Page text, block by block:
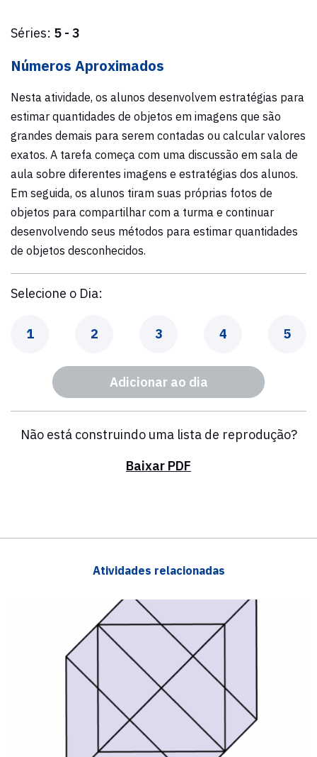
Séries: 5 - 3
Números Aproximados
Nesta atividade, os alunos desenvolvem estratégias para
estimar quantidades de objetos em imagens que são
grandes demais para serem contadas ou calcular valores
exatos. A tarefa começa com uma discussão em sala de
aula sobre diferentes imagens e estratégias dos alunos.
Em seguida, os alunos tiram suas próprias fotos de
objetos para compartilhar com a turma e continuar
desenvolvendo seus métodos para estimar quantidades
de objetos desconhecidos.
Selecione o Dia:
Dia
1 Dia
2 Dia
3 Dia
4 Dia
5
Adicionar ao dia
Não está construindo uma lista de reprodução?
Baixar PDF
Atividades relacionadas